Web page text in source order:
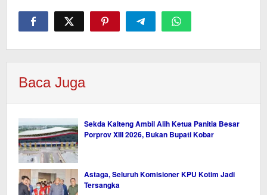
Baca Juga
Sekda Kalteng Ambil Alih Ketua Panitia Besar
Porprov XIII 2026, Bukan Bupati Kobar
Astaga, Seluruh Komisioner KPU Kotim Jadi
Tersangka